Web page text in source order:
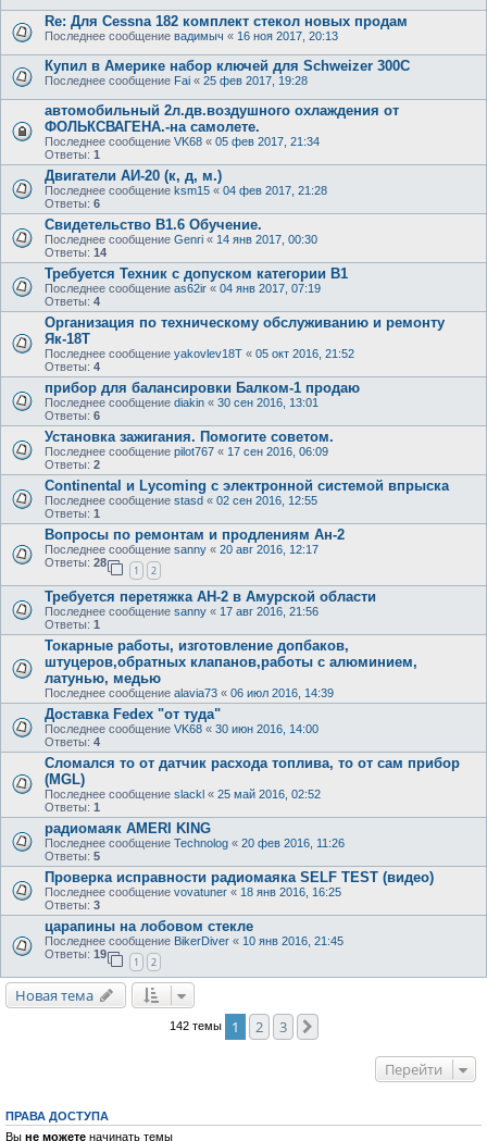
Re: Для Cessna 182 комплект стекол новых продам
Последнее сообщение вадимыч « 16 ноя 2017, 20:13
Купил в Америке набор ключей для Schweizer 300C
Последнее сообщение Fai « 25 фев 2017, 19:28
автомобильный 2л.дв.воздушного охлаждения от
ФОЛЬКСВАГЕНА.-на самолете.
Последнее сообщение VK68 « 05 фев 2017, 21:34
Ответы: 1
Двигатели АИ-20 (к, д, м.)
Последнее сообщение ksm15 « 04 фев 2017, 21:28
Ответы: 6
Свидетельство В1.6 Обучение.
Последнее сообщение Genri « 14 янв 2017, 00:30
Ответы: 14
Требуется Техник с допуском категории В1
Последнее сообщение as62ir « 04 янв 2017, 07:19
Ответы: 4
Организация по техническому обслуживанию и ремонту
Як-18Т
Последнее сообщение yakovlev18T « 05 окт 2016, 21:52
Ответы: 4
прибор для балансировки Балком-1 продаю
Последнее сообщение diakin « 30 сен 2016, 13:01
Ответы: 6
Установка зажигания. Помогите советом.
Последнее сообщение pilot767 « 17 сен 2016, 06:09
Ответы: 2
Continental и Lycoming с электронной системой впрыска
Последнее сообщение stasd « 02 сен 2016, 12:55
Ответы: 1
Вопросы по ремонтам и продлениям Ан-2
Последнее сообщение sanny « 20 авг 2016, 12:17
Ответы: 28
1 2
Требуется перетяжка АН-2 в Амурской области
Последнее сообщение sanny « 17 авг 2016, 21:56
Ответы: 1
Токарные работы, изготовление допбаков,
штуцеров,обратных клапанов,работы с алюминием,
латунью, медью
Последнее сообщение alavia73 « 06 июл 2016, 14:39
Доставка Fedex "от туда"
Последнее сообщение VK68 « 30 июн 2016, 14:00
Ответы: 4
Сломался то от датчик расхода топлива, то от сам прибор
(MGL)
Последнее сообщение slackl « 25 май 2016, 02:52
Ответы: 1
радиомаяк AMERI KING
Последнее сообщение Technolog « 20 фев 2016, 11:26
Ответы: 5
Проверка исправности радиомаяка SELF TEST (видео)
Последнее сообщение vovatuner « 18 янв 2016, 16:25
Ответы: 3
царапины на лобовом стекле
Последнее сообщение BikerDiver « 10 янв 2016, 21:45
Ответы: 19
1 2
Новая тема
142 темы 1 2 3
Перейти
ПРАВА ДОСТУПА
Вы не можете начинать темы